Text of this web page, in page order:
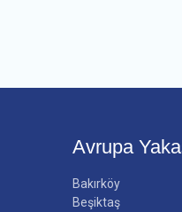
Avrupa
Bakırköy
Beşiktaş